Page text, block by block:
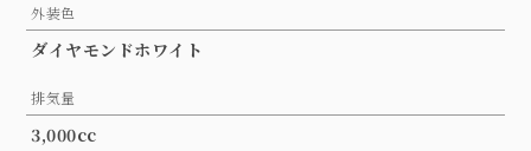
外装色
ダイヤモンドホワイト
排気量
3,000cc